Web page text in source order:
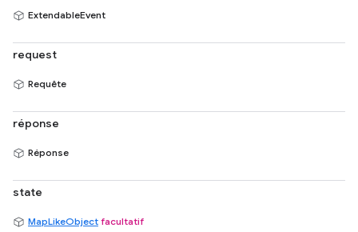
ExtendableEvent
request
Requête
réponse
Réponse
state
MapLikeObject facultatif